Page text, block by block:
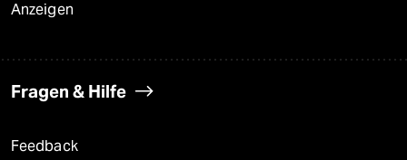
Anzeigen
Fragen & Hilfe
Feedback